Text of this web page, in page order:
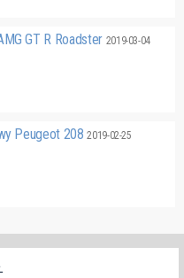
GT R Roadster 2019-03-04
Peugeot 2082019-02-25